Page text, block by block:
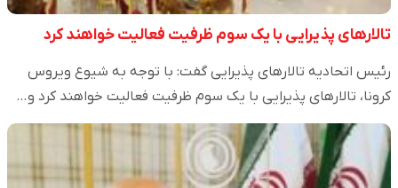
تالار‌های پذیرایی با یک سوم ظرفیت فعالیت خواهند کرد
رئیس اتحادیه تالار‌های پذیرایی گفت: با توجه به شیوع ویروس
کرونا، تالار‌های پذیرایی با یک سوم ظرفیت فعالیت خواهند کرد و…